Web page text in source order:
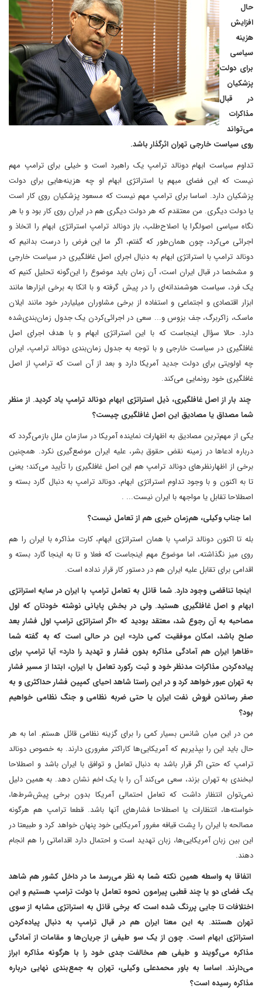
حال
افزایش
هزینه
سیاسی
برای دولت
پزشکیان
در قبال
مذاکرات
می‌تواند
روی سیاست خارجی تهران اثرگذار باشد.
تداوم سیاست ابهام دونالد ترامپ یک راهبرد است و خیلی برای ترامپ مهم
نیست که این فضای مبهم یا استراتژی ابهام او چه هزینه‌هایی برای دولت
پزشکیان دارد. اساسا برای ترامپ مهم نیست که مسعود پزشکیان روی کار است
یا دولت دیگری. من معتقدم که هر دولت دیگری هم در ایران روی کار بود و با هر
نگاه سیاسی اصولگرا یا اصلاح‌طلب، باز دونالد ترامپ استراتژی ابهام را اتخاذ و
اجرائی می‌کرد، چون همان‌طور که گفتم، اگر ما این فرض را درست بدانیم که
دونالد ترامپ با استراتژی ابهام به دنبال اجرای اصل غافلگیری در سیاست خارجی
و مشخصا در قبال ایران است، آن زمان باید موضوع را این‌گونه تحلیل کنیم که
یک فرد، سیاست هوشمندانه‌ای را در پیش گرفته و با اتکا به برخی ابزارها مانند
ابزار اقتصادی و اجتماعی و استفاده از برخی مشاوران میلیاردر خود مانند ایلان
ماسک، زاکربرگ، جف بزوس و... سعی در اجرائی‌کردن یک جدول زمان‌بندی‌شده
دارد. حالا سؤال اینجاست که با این استراتژی ابهام و با هدف اجرای اصل
غافلگیری در سیاست خارجی و با توجه به جدول زمان‌بندی دونالد ترامپ، ایران
چه اولویتی برای دولت جدید آمریکا دارد و بعد از آن است که ترامپ از اصل
غافلگیری خود رونمایی می‌کند.
چند بار از اصل غافلگیری، ذیل استراتژی ابهام دونالد ترامپ یاد کردید. از منظر
شما مصداق یا مصادیق این اصل غافلگیری چیست؟
یکی از مهم‌ترین مصادیق به اظهارات نماینده آمریکا در سازمان ملل باز‌می‌گردد که
درباره ادعاها در زمینه نقض حقوق بشر، علیه ایران موضع‌گیری نکرد. همچنین
برخی از اظهار‌نظرهای دونالد ترامپ هم این اصل غافلگیری را تأیید می‌کند؛ یعنی
تا به اکنون و با وجود تداوم استراتژی ابهام، دونالد ترامپ به دنبال گارد بسته و
اصطلاحا تقابل یا مواجهه با ایران نیست... .
اما جناب وکیلی، هم‌زمان خبری هم از تعامل نیست؟
بله تا اکنون دونالد ترامپ با همان استراتژی ابهام، کارت مذاکره با ایران را هم
روی میز نگذاشته، اما موضوع مهم اینجاست که فعلا و تا به اینجا گارد بسته و
اقدامی برای تقابل علیه ایران هم در دستور کار قرار نداده است.
اینجا تناقضی وجود دارد. شما قائل به تعامل ترامپ با ایران در سایه استراتژی
ابهام و اصل غافلگیری هستید. ولی در بخش پایانی نوشته خودتان که اول
مصاحبه به آن رجوع شد، معتقد بودید که «اگر استراتژی ترامپ اول فشار بعد
صلح باشد، امکان موفقیت کمی دارد» این در حالی است که به گفته شما
«ظاهرا ایران هم آمادگی مذاکره بدون فشار و تهدید را دارد» آیا ترامپ برای
پیاده‌کردن مذاکرات مدنظر خود و ثبت رکورد تعامل با ایران، ابتدا از مسیر فشار
به تهران عبور خواهد کرد و در این راستا شاهد احیای کمپین فشار حداکثری و به
صفر رساندن فروش نفت ایران یا حتی ضربه نظامی و جنگ نظامی خواهیم
بود؟
من در این میان شانس بسیار کمی را برای گزینه نظامی قائل هستم. اما به هر
حال باید این را بپذیریم که آمریکایی‌ها کاراکتر مغروری دارند. به خصوص دونالد
ترامپ که حتی اگر قرار باشد به دنبال تعامل و توافق با ایران باشد و اصطلاحا
لبخندی به تهران بزند، سعی می‌کند آن را با یک اخم نشان دهد. به همین دلیل
نمی‌توان انتظار داشت که تعامل احتمالی آمریکا بدون برخی پیش‌شرط‌ها،
خواسته‌ها، انتظارات یا اصطلاحا فشارهای آنها باشد. قطعا ترامپ هم هرگونه
مصالحه با ایران را پشت قیافه مغرور آمریکایی خود پنهان خواهد کرد و طبیعتا در
این بین زبان آمریکایی‌ها، زبان تهدید است و احتمال دارد اقداماتی را هم انجام
دهند.
اتفاقا به واسطه همین نکته شما به نظر می‌رسد ما در داخل کشور هم شاهد
یک فضای دو یا چند قطبی پیرامون نحوه تعامل با دولت ترامپ هستیم و این
اختلافات تا جایی پررنگ شده است که برخی قائل به استراتژی مشابه از سوی
تهران هستند. به این معنا ایران هم در قبال ترامپ به دنبال پیاده‌کردن
استراتژی ابهام است. چون از یک سو طیفی از جریان‌ها و مقامات از آمادگی
مذاکره می‌گویند و طیفی هم مخالفت جدی خود را با هرگونه مذاکره ابراز
می‌دارند. اساسا به باور محمدعلی وکیلی، تهران به جمع‌بندی نهایی درباره
مذاکره رسیده است؟